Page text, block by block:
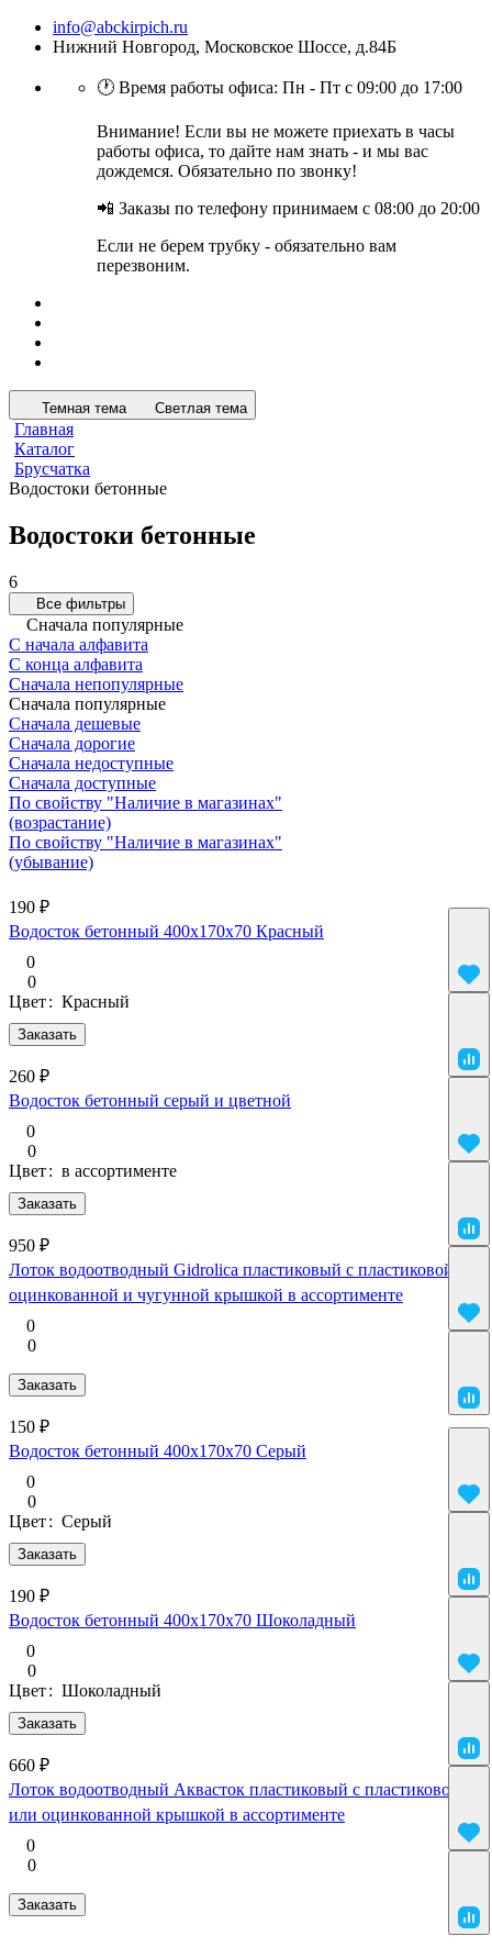
info@abckirpich.ru
Нижний Новгород, Московское Шоссе, д.84Б
🕐 Время работы офиса: Пн - Пт с 09:00 до 17:00
Внимание! Если вы не можете приехать в часы
работы офиса, то дайте нам знать - и мы вас
дождемся. Обязательно по звонку!
📲 Заказы по телефону принимаем с 08:00 до 20:00
Если не берем трубку - обязательно вам
перезвоним.
Темная тема Светлая тема
Главная
Каталог
Брусчатка
Водостоки бетонные
Водостоки бетонные
6
Все фильтры
Сначала популярные
С начала алфавита
С конца алфавита
Сначала непопулярные
Сначала популярные
Сначала дешевые
Сначала дорогие
Сначала недоступные
Сначала доступные
По свойству "Наличие в магазинах"
(возрастание)
По свойству "Наличие в магазинах"
(убывание)
190 ₽
Водосток бетонный 400х170х70 Красный
0
0
Заказать
Цвет: Красный
260 ₽
Водосток бетонный серый и цветной
0
0
Заказать
Цвет: в ассортименте
950 ₽
Лоток водоотводный Gidrolica пластиковый с пластиковой,
оцинкованной и чугунной крышкой в ассортименте
0
0
Заказать
150 ₽
Водосток бетонный 400х170х70 Серый
0
0
Заказать
Цвет: Серый
190 ₽
Водосток бетонный 400х170х70 Шоколадный
0
0
Заказать
Цвет: Шоколадный
660 ₽
Лоток водоотводный Аквасток пластиковый с пластиковой
или оцинкованной крышкой в ассортименте
0
0
Заказать